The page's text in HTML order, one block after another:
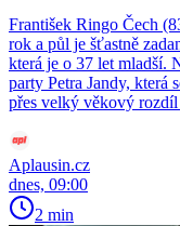
František Ringo Čech
rok a půl je šťastně
která je o 37 let mladší.
party Petra Jandy, která
přes velký věkový rozdíl
Aplausin.cz
dnes, 09:00
2 min